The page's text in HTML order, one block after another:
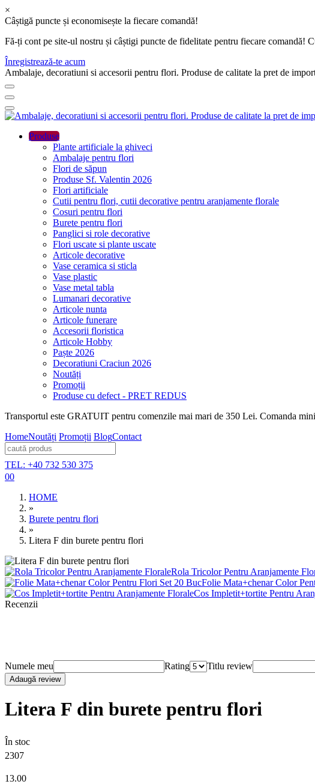
×
Câștigă puncte și economisește la fiecare comandă!
Fă-ți cont pe site-ul nostru și câștigi puncte de fidelitate pentru fiecare comandă!
Înregistrează-te acum
Ambalaje, decoratiuni si accesorii pentru flori. Produse de calitate la pret de
Produse
Plante artificiale la ghiveci
Ambalaje pentru flori
Flori de săpun
Produse Sf. Valentin 2026
Flori artificiale
Cutii pentru flori, cutii decorative pentru aranjamente florale
Cosuri pentru flori
Burete pentru flori
Panglici si role decorative
Flori uscate si plante uscate
Articole decorative
Vase ceramica si sticla
Vase plastic
Vase metal tabla
Lumanari decorative
Articole nunta
Articole funerare
Accesorii floristica
Articole Hobby
Paște 2026
Decoratiuni Craciun 2026
Noutăți
Promoții
Produse cu defect - PRET REDUS
Transportul este GRATUIT pentru comenzile mai mari de 350 Lei. Comanda
HomeNoutăți Promoții BlogContact
TEL: +40 732 530 375
00
HOME
»
Burete pentru flori
»
Litera F din burete pentru flori
Rola Tricolor Pentru Aranjamente
Folie Mata+chenar Color
Cos Impletit+tortite Pentru
Recenzii
Numele meu Rating Titlu review
Adaugă review
Litera F din burete pentru flori
În stoc
2307
13.00